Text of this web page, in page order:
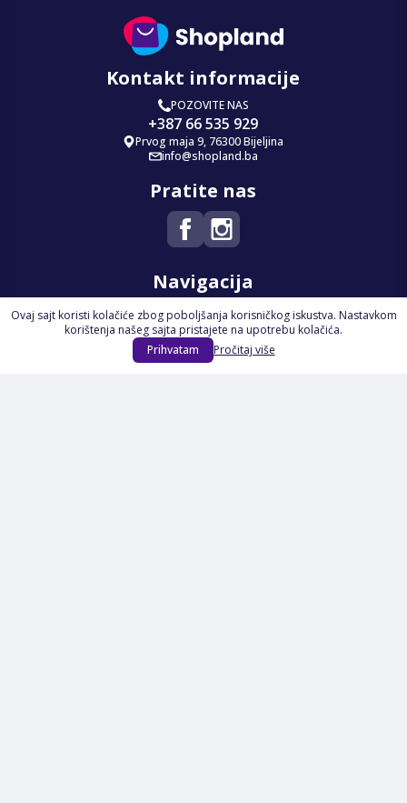
Kontakt informacije
POZOVITE NAS
+387 66 535 929
Prvog maja 9, 76300 Bijeljina
info@shopland.ba
Pratite nas
Navigacija
Početna
Na Akciji
Izdvajamo
Ovaj sajt koristi kolačiće zbog poboljšanja korisničkog iskustva. Nastavkom
korištenja našeg sajta pristajete na upotrebu kolačića.
Prihvatam
Pročitaj više